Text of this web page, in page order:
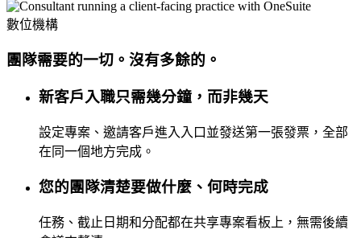
數位機構
團隊需要的一切。沒有多餘的。
新客戶入職只需幾分鐘，而非幾天
設定專案、邀請客戶進入入口並發送第一張發票，全部
在同一個地方完成。
您的團隊清楚要做什麼、何時完成
任務、截止日期和分配都在共享專案看板上，無需後續